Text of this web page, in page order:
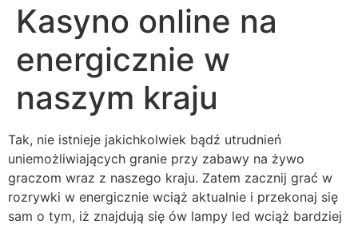
Kasyno online na
energicznie w
naszym kraju
Tak, nie istnieje jakichkolwiek bądź utrudnień
uniemożliwiających granie przy zabawy na żywo
graczom wraz z naszego kraju. Zatem zacznij grać w
rozrywki w energicznie wciąż aktualnie i przekonaj się
sam o tym, iż znajdują się ów lampy led wciąż bardziej